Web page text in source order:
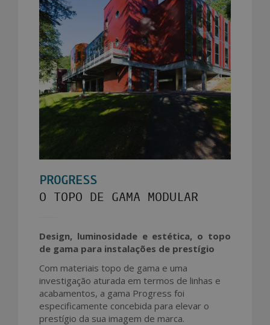
PROGRESS
O TOPO DE GAMA MODULAR
Design, luminosidade e estética, o topo
de gama para instalações de prestígio
Com materiais topo de gama e uma
investigação aturada em termos de linhas e
acabamentos, a gama Progress foi
especificamente concebida para elevar o
prestígio da sua imagem de marca.